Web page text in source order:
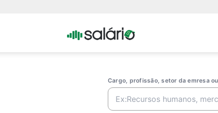
Portal
Cargo, profissão, setor da emresa